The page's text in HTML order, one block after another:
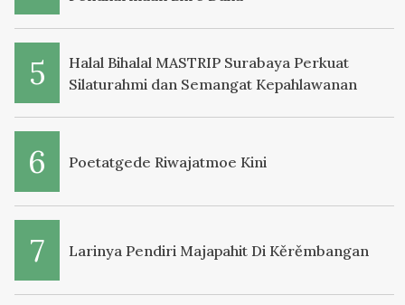
Halal Bihalal MASTRIP Surabaya Perkuat
Silaturahmi dan Semangat Kepahlawanan
Poetatgede Riwajatmoe Kini
Larinya Pendiri Majapahit Di Kěrěmbangan